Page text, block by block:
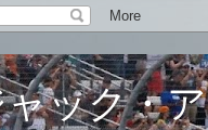
ック・